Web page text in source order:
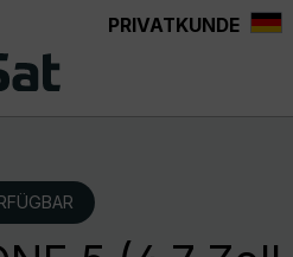
PRIVATKUNDE